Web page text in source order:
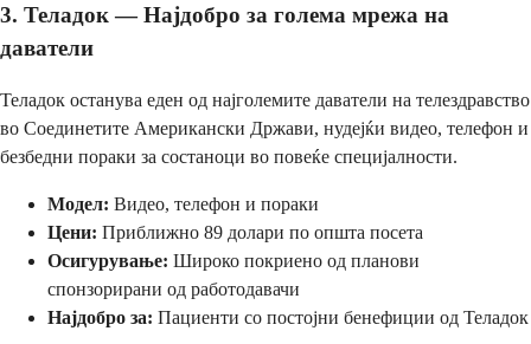
3. Теладок — Најдобро за голема мрежа на
даватели
Теладок останува еден од најголемите даватели на телездравство
во Соединетите Американски Држави, нудејќи видео, телефон и
безбедни пораки за состаноци во повеќе специјалности.
Модел: Видео, телефон и пораки
Цени: Приближно 89 долари по општа посета
Осигурување: Широко покриено од планови
спонзорирани од работодавачи
Најдобро за: Пациенти со постојни бенефиции од Теладок